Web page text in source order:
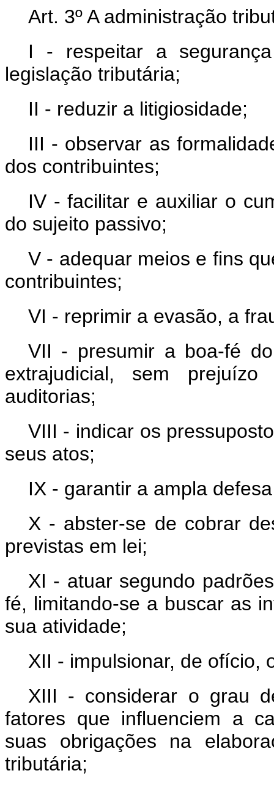
Art. 3º A administração
I - respeitar a
legislação tributária;
II - reduzir a litigiosidade;
III - observar as
dos contribuintes;
IV - facilitar e auxiliar o
do sujeito passivo;
V - adequar meios e fins
contribuintes;
VI - reprimir a evasão, a
VII - presumir a boa-fé
extrajudicial, sem
auditorias;
VIII - indicar os
seus atos;
IX - garantir a ampla
X - abster-se de cobrar
previstas em lei;
XI - atuar segundo
fé, limitando-se a buscar as
sua atividade;
XII - impulsionar, de ofício,
XIII - considerar o grau
fatores que influenciem a
suas obrigações na
tributária;